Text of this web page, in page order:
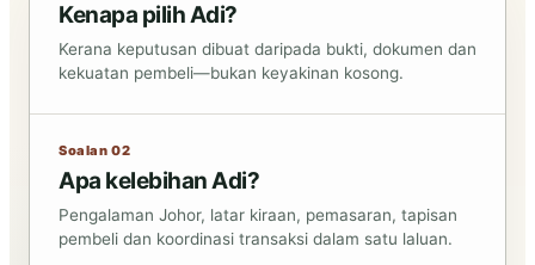
Kenapa pilih Adi?
Kerana keputusan dibuat daripada bukti, dokumen dan
kekuatan pembeli—bukan keyakinan kosong.
Soalan 02
Apa kelebihan Adi?
Pengalaman Johor, latar kiraan, pemasaran, tapisan
pembeli dan koordinasi transaksi dalam satu laluan.